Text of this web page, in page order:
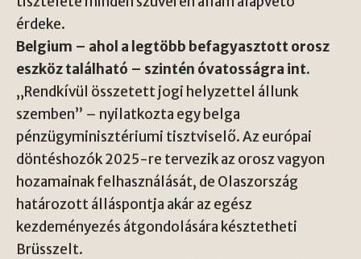
érdeke.
Belgium – ahol a legtöbb befagyasztott orosz
eszköz található – szintén óvatosságra int.
„Rendkívül összetett jogi helyzettel állunk
szemben” – nyilatkozta egy belga
pénzügyminisztériumi tisztviselő. Az európai
döntéshozók 2025-re tervezik az orosz vagyon
hozamainak felhasználását, de Olaszország
határozott álláspontja akár az egész
kezdeményezés átgondolására késztetheti
Brüsszelt.